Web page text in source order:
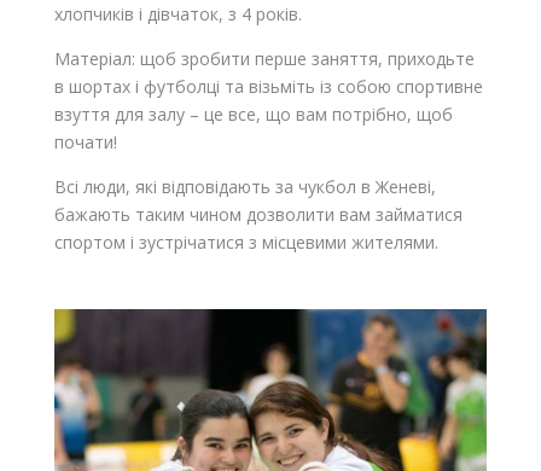
хлопчиків і дівчаток, з 4 років.
Матерiал: щоб зробити перше заняття, приходьте
в шортах і футболці та візьміть iз собою спортивне
взуття для залу – це все, що вам потрібно, щоб
почати!
Всі люди, якi вiдповiдають за чукбол в Женевi,
бажають таким чином дозволити вам займатися
спортом і зустрічатися з місцевими жителями.